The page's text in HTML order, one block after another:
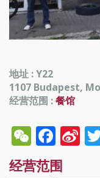
地址 : Y22
1107 Budapest,
经营范围 :餐馆
经营范围